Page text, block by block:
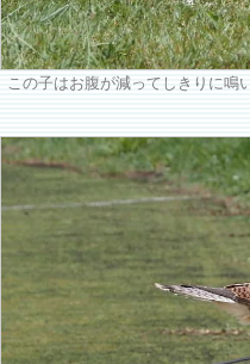
この子はお腹が減ってしきりに鳴